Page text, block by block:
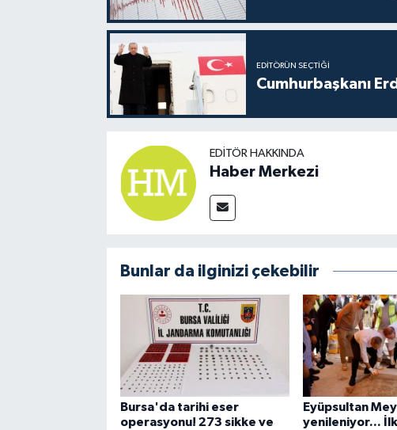
EDITÖRÜN SEÇTIĞI
Cumhurbaşkanı
EDITÖR HAKKINDA
Haber Merkezi
Bunlar da ilginizi çekebilir
Bursa'da tarihi eser
operasyonu! 273 sikke ve
Eyüpsultan
yenileniyor... İlk